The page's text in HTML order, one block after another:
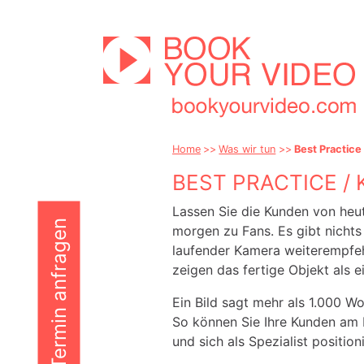
Hier Termin anfragen
Home Was wir tun Best
BEST PRACTICE /
Lassen Sie die Kunden von
morgen zu Fans. Es gibt
laufender Kamera
zeigen das fertige Objekt als
Ein Bild sagt mehr als 1.000
So können Sie Ihre Kunden
und sich als Spezialist